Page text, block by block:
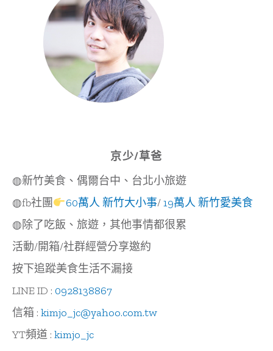
味
舒
肥
料
理,
外
帶
外
送
便
當
京少/草爸
◍新竹美食、偶爾台中、台北小旅遊
◍fb社團
60萬人 新竹大小事/19萬人 新竹愛美食
◍除了吃飯、旅遊，其他事情都很累
活動/開箱/社群經營分享邀約
按下追蹤美食生活不漏接
LINE ID : 0928138867
信箱 : kimjo_jc@yahoo.com.tw
YT頻道 : kimjo_jc